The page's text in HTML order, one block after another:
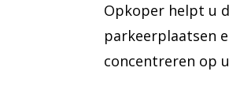
Opkoper helpt u
parkeerplaatsen
concentreren op